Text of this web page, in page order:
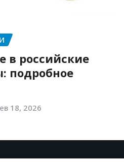
в российские
подробное
18, 2026